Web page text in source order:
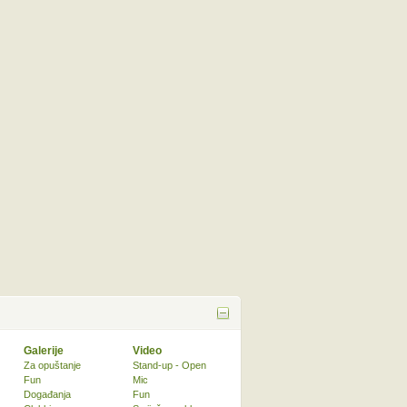
Galerije
Za opuštanje
Fun
Događanja
Video
Stand-up - Open
Mic
Fun